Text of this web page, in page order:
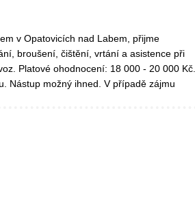
v Opatovicích nad Labem, přijme
broušení, čištění, vrtání a asistence při
Platové ohodnocení: 18 000 - 20 000 Kč.
Nástup možný ihned. V případě zájmu